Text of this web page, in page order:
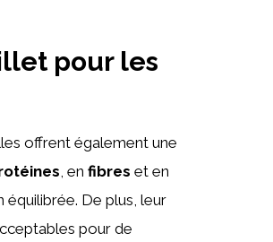
pour les
offrent également une
, en fibres et en
équilibrée. De plus, leur
pour de